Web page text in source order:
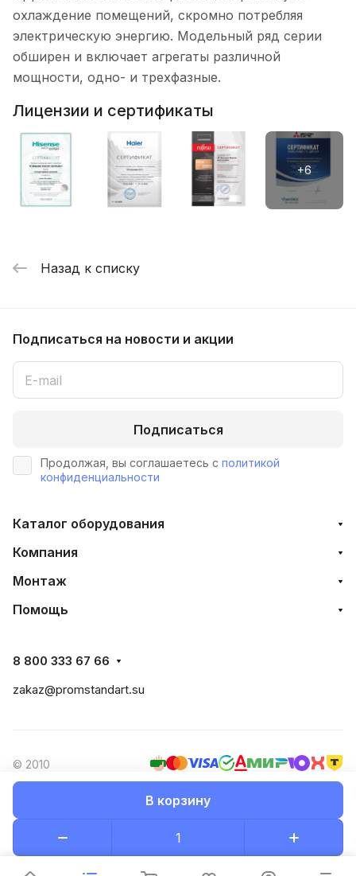
В корзину
охлаждение помещений, скромно потребляя
электрическую энергию. Модельный ряд серии
обширен и включает агрегаты различной
мощности, одно- и трехфазные.
Лицензии и сертификаты
Назад к списку
Подписаться на новости и акции
Подписаться
Продолжая, вы соглашаетесь с политикой
конфиденциальности
Каталог оборудования
Компания
Монтаж
Помощь
8 800 333 67 66
zakaz@promstandart.su
© 2010
Оферта